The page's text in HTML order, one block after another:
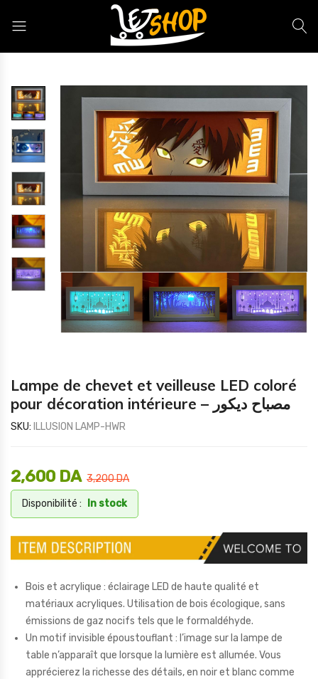
Lampe de chevet et veilleuse LED coloré
pour décoration intérieure – مصباح ديكور
SKU: ILLUSION LAMP-HWR
3,200DA
2,600 DA
Disponibilité : In stock
Bois et acrylique : éclairage LED de haute qualité et
matériaux acryliques. Utilisation de bois écologique, sans
émissions de gaz nocifs tels que le formaldéhyde.
Un motif invisible époustouflant : l’image sur la lampe de
table n’apparaît que lorsque la lumière est allumée. Vous
apprécierez la richesse des détails, en noir et blanc comme